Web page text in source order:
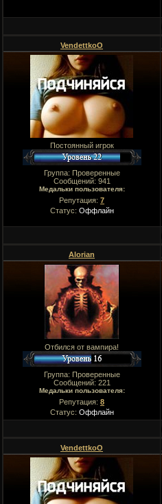
VendettkoO
Постоянный игрок
Группа: Проверенные
Сообщений: 941
Медальки пользователя:
Репутация: 7
Статус: Оффлайн
Alorian
Отбился от вампира!
Группа: Проверенные
Сообщений: 221
Медальки пользователя:
Репутация: 8
Статус: Оффлайн
VendettkoO